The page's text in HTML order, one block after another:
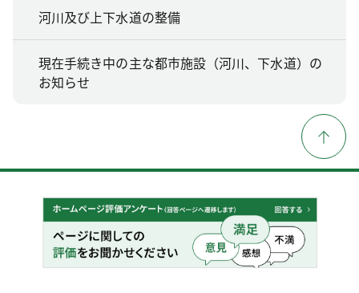
河川及び上下水道の整備
現在手続き中の主な都市施設（河川、下水道）の
お知らせ